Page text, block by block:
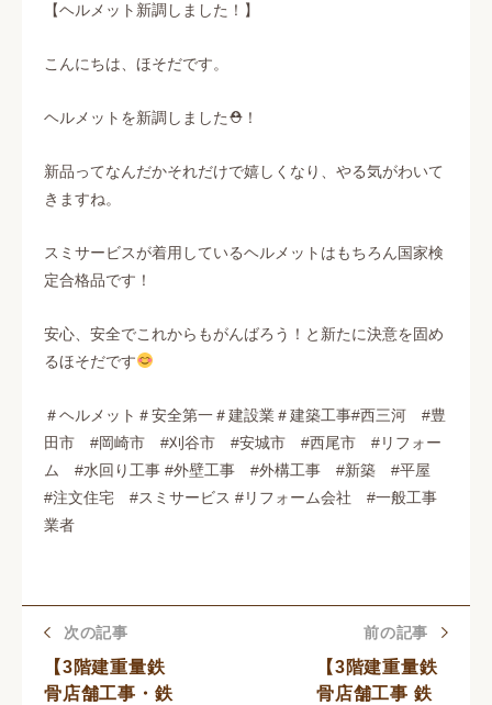
【ヘルメット新調しました！】
こんにちは、ほそだです。
ヘルメットを新調しました⛑！
新品ってなんだかそれだけで嬉しくなり、やる気がわいて
きますね。
スミサービスが着用しているヘルメットはもちろん国家検
定合格品です！
安心、安全でこれからもがんばろう！と新たに決意を固め
るほそだです
＃ヘルメット＃安全第一＃建設業＃建築工事#西三河 #豊
田市 #岡崎市 #刈谷市 #安城市 #西尾市 #リフォー
ム #水回り工事 #外壁工事 #外構工事 #新築 #平屋
#注文住宅 #スミサービス #リフォーム会社 #一般工事
業者
次の記事
【3階建重量鉄
骨店舗工事・鉄
前の記事
【3階建重量鉄
骨店舗工事 鉄